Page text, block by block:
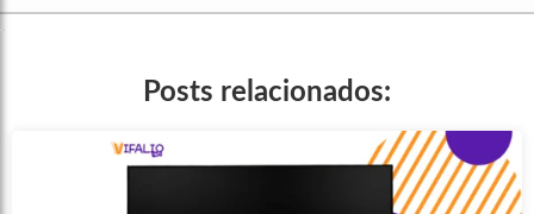
Posts relacionados: